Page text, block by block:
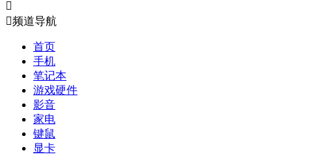

频道导航
首页
手机
笔记本
游戏硬件
影音
家电
键鼠
显卡